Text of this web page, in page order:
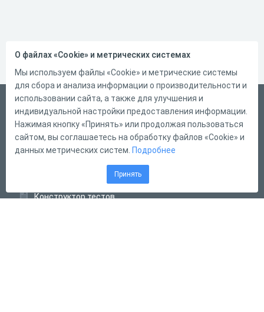
Русский
Справка
Форма обратной связи
Конструктор тестов
О файлах «Cookie» и метрических системах
Мы используем файлы «Cookie» и метрические системы
для сбора и анализа информации о производительности и
использовании сайта, а также для улучшения и
индивидуальной настройки предоставления информации.
Нажимая кнопку «Принять» или продолжая пользоваться
сайтом, вы соглашаетесь на обработку файлов «Cookie» и
данных метрических систем. Подробнее
Принять